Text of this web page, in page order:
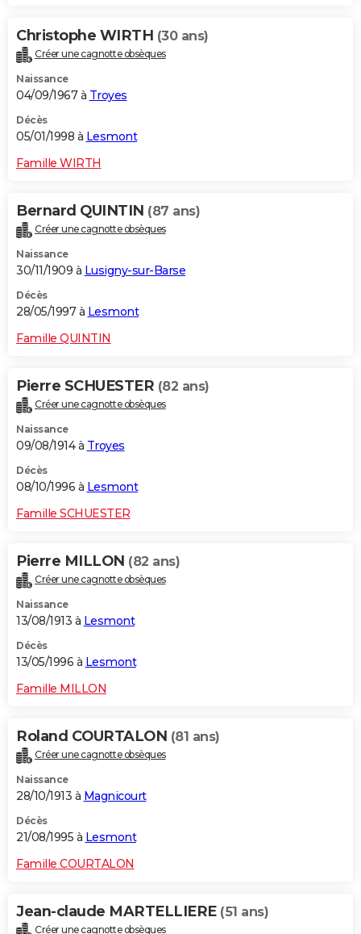
Christophe WIRTH (30 ans)
Créer une cagnotte obsèques
Naissance
04/09/1967 à Troyes
Décès
05/01/1998 à Lesmont
Famille WIRTH
Bernard QUINTIN (87 ans)
Créer une cagnotte obsèques
Naissance
30/11/1909 à Lusigny-sur-Barse
Décès
28/05/1997 à Lesmont
Famille QUINTIN
Pierre SCHUESTER (82 ans)
Créer une cagnotte obsèques
Naissance
09/08/1914 à Troyes
Décès
08/10/1996 à Lesmont
Famille SCHUESTER
Pierre MILLON (82 ans)
Créer une cagnotte obsèques
Naissance
13/08/1913 à Lesmont
Décès
13/05/1996 à Lesmont
Famille MILLON
Roland COURTALON (81 ans)
Créer une cagnotte obsèques
Naissance
28/10/1913 à Magnicourt
Décès
21/08/1995 à Lesmont
Famille COURTALON
Jean-claude MARTELLIERE (51 ans)
Créer une cagnotte obsèques